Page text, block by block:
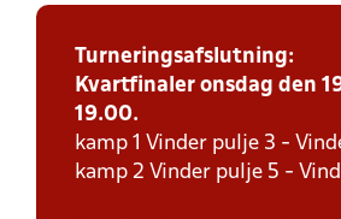
Turneringsafslutning:
Kvartfinaler onsdag den
19.00.
kamp 1 Vinder pulje 3 -
kamp 2 Vinder pulje 5 -